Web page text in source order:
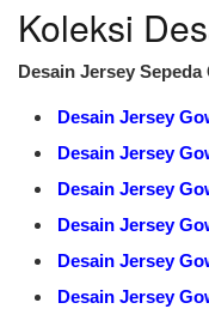
Koleksi
Desain Jersey
Desain Jersey
Desain Jersey
Desain Jersey
Desain Jersey
Desain Jersey
Desain Jersey